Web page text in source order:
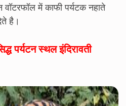
में काफी पर्यटक नहाते
है।
पर्यटन स्थल इंदिरावती